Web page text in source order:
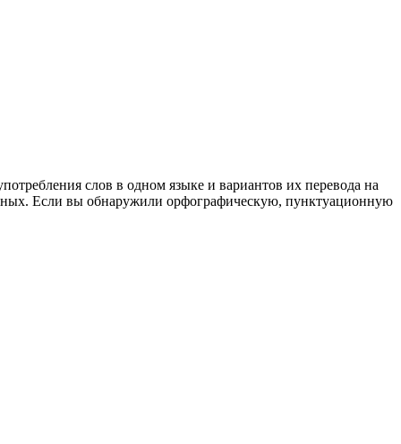
слов в одном языке и вариантов их перевода на
Если вы обнаружили орфографическую, пунктуационную